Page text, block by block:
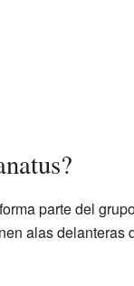
parte del
alas